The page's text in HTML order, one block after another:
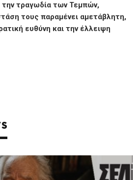
τραγωδία των Τεμπών,
τους παραμένει αμετάβλητη,
ευθύνη και την έλλειψη